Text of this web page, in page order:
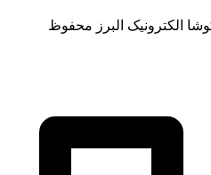
الکترونیک البرز محفوظ